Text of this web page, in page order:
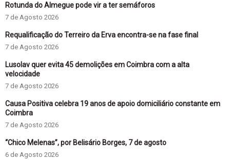
Rotunda do Almegue pode vir a ter semáforos
7 de Agosto 2026
Requalificação do Terreiro da Erva encontra-se na fase final
7 de Agosto 2026
Lusolav quer evita 45 demolições em Coimbra com a alta
velocidade
7 de Agosto 2026
Causa Positiva celebra 19 anos de apoio domiciliário constante em
Coimbra
7 de Agosto 2026
“Chico Melenas”, por Belisário Borges, 7 de agosto
6 de Agosto 2026